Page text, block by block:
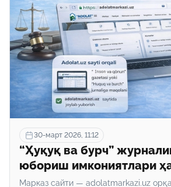
30-март 2026, 11:12
“Ҳуқуқ ва бурч”
юбориш имкониятлари
биласизми?
Марказ сайти — adolatmarkazi.uz